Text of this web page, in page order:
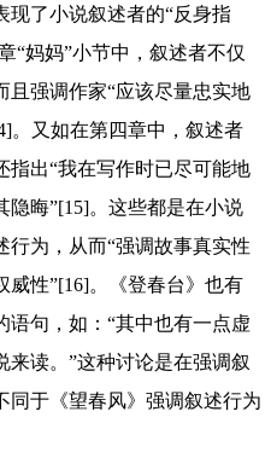
现了小说叙述者的“反身指
“妈妈”小节中，叙述者不仅
且强调作家“应该尽量忠实地
。又如在第四章中，叙述者
指出“我在写作时已尽可能地
隐晦”[15]。这些都是在小说
行为，从而“强调故事真实性
威性”[16]。《登春台》也有
语句，如：“其中也有一点虚
读。”这种讨论是在强调叙
同于《望春风》强调叙述行为